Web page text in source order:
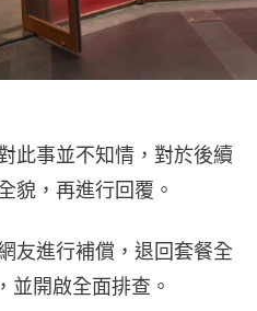
此事並不知情，對於後續
貌，再進行回覆。
友進行補償，退回套餐全
並開啟全面排查。